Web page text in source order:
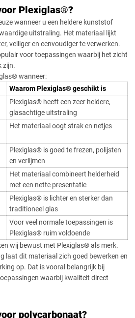
Plexiglas®?
wanneer u een heldere kunststof
uitstraling. Het materiaal lijkt
veiliger en eenvoudiger te verwerken.
voor toepassingen waarbij het zicht
zijn.
wanneer:
Waarom Plexiglas® geschikt is
Plexiglas® heeft een zeer heldere,
glasachtige uitstraling
Het materiaal oogt strak en netjes
Plexiglas® is goed te frezen, polijsten
en verlijmen
Het materiaal combineert helderheid
met een nette presentatie
Plexiglas® is lichter en sterker dan
traditioneel glas
Voor veel normale toepassingen is
Plexiglas® ruim voldoende
wij bewust met Plexiglas® als merk.
laat dit materiaal zich goed bewerken en
op. Dat is vooral belangrijk bij
waarbij kwaliteit direct
polycarbonaat?